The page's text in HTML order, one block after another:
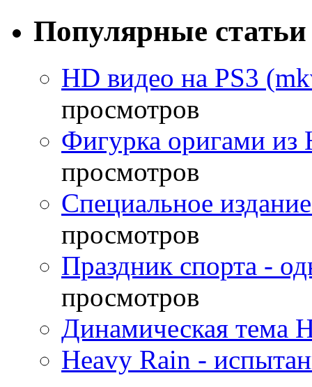
Популярные статьи
HD видео на PS3
просмотров
Фигурка оригами из
просмотров
Специальное
просмотров
Праздник спорта -
просмотров
Динамическая тема
Heavy Rain -